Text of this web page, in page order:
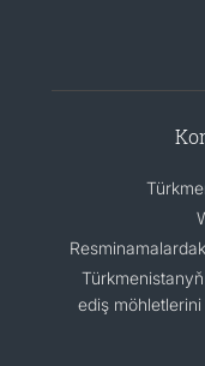
ediş